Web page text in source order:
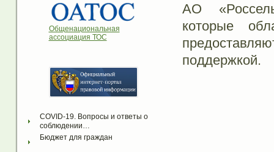
Общенациональная
ассоциация ТОС
COVID-19. Вопросы и ответы о
соблюдении…
Бюджет для граждан
АО
которые
поддержкой.